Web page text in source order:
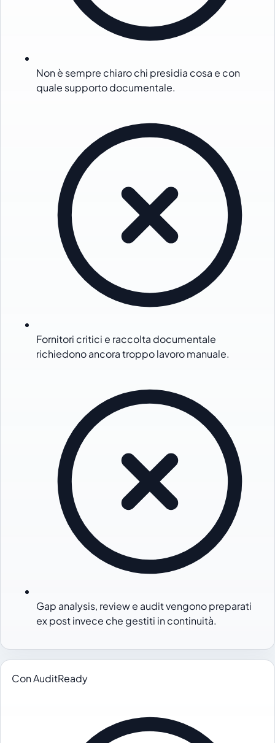
Non è sempre chiaro chi presidia cosa e con
quale supporto documentale.
Fornitori critici e raccolta documentale
richiedono ancora troppo lavoro manuale.
Gap analysis, review e audit vengono preparati
ex post invece che gestiti in continuità.
Con AuditReady